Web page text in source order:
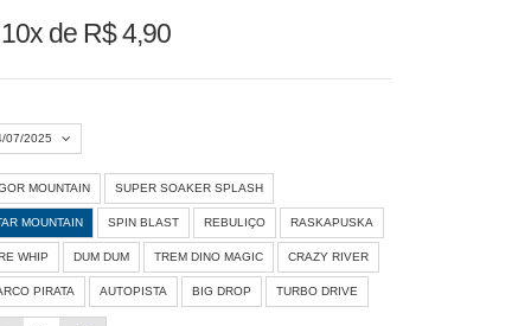
10x de R$ 4,90
07/2025
Agosto 2026 »
S Q Q S S
1
MOUNTAIN SUPER SOAKER SPLASH
MOUNTAIN SPIN BLAST REBULIÇO RASKAPUSKA
WHIP DUM DUM TREM DINO MAGIC CRAZY RIVER
PIRATA AUTOPISTA BIG DROP TURBO DRIVE